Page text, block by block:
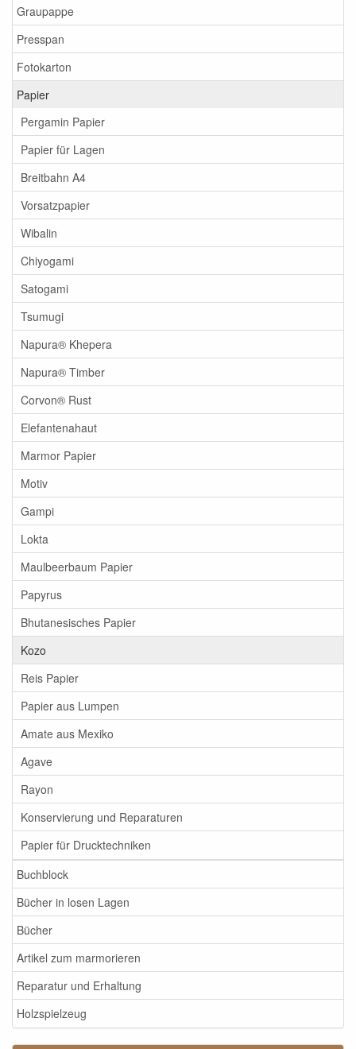
Graupappe
Presspan
Fotokarton
Papier
Pergamin Papier
Papier für Lagen
Breitbahn A4
Vorsatzpapier
Wibalin
Chiyogami
Satogami
Tsumugi
Napura® Khepera
Napura® Timber
Corvon® Rust
Elefantenahaut
Marmor Papier
Motiv
Gampi
Lokta
Maulbeerbaum Papier
Papyrus
Bhutanesisches Papier
Kozo
Reis Papier
Papier aus Lumpen
Amate aus Mexiko
Agave
Rayon
Konservierung und Reparaturen
Papier für Drucktechniken
Buchblock
Bücher in losen Lagen
Bücher
Artikel zum marmorieren
Reparatur und Erhaltung
Holzspielzeug